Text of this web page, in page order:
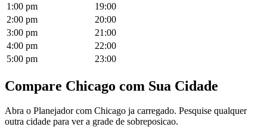
1 :00 pm 19:00
2:00 pm 20:00
3:00 pm 21 :00
4:00 pm 22:00
5:00 pm 23:00
Compare Chicago com Sua Cidade
Abra o Planejador com Chicago ja carregado. Pesquise qualquer
outra cidade para ver a grade de sobreposicao.